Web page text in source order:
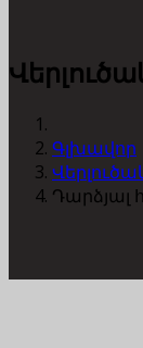
Գլխավոր
Դարձյալ